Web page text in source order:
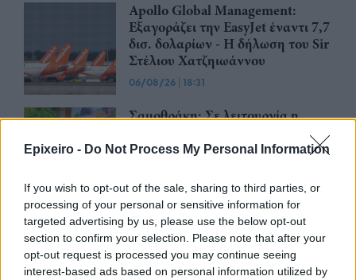
Epixeiro - Do Not Process My Personal Information
If you wish to opt-out of the sale, sharing to third parties, or
processing of your personal or sensitive information for
targeted advertising by us, please use the below opt-out
section to confirm your selection. Please note that after your
opt-out request is processed you may continue seeing
interest-based ads based on personal information utilized by
Apollo Global Management:
Εξαγοράζει την EasyJet έναντι 7,7
δισ. δολαρίων - Η δήλωση του Sir
Στέλιου Χατζηιωάννου
06/08/26 | 18:31
Σαμοθράκη: Σε λειτουργία η
πλατφόρμα myBusinessSupport
για το ειδικό πρόγραμμα στήριξης
06/08/26|18:07
Ο Όμιλος Qualco επεκτείνει τη
δραστηριότητά του στην ΑΙ με
την απόκτηση πλειοψηφικού
ποσοστού στη Multiverse